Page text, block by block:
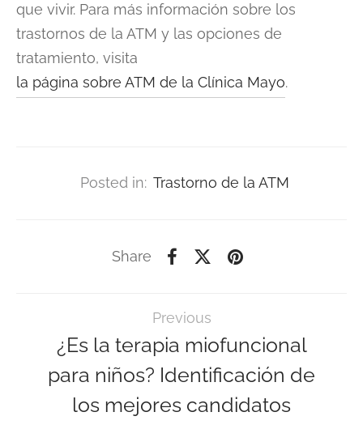
que vivir. Para más información sobre los
trastornos de la ATM y las opciones de
tratamiento, visita
la página sobre ATM de la Clínica Mayo.
Posted in: Trastorno de la ATM
Share
Previous
¿Es la terapia miofuncional
para niños? Identificación de
los mejores candidatos